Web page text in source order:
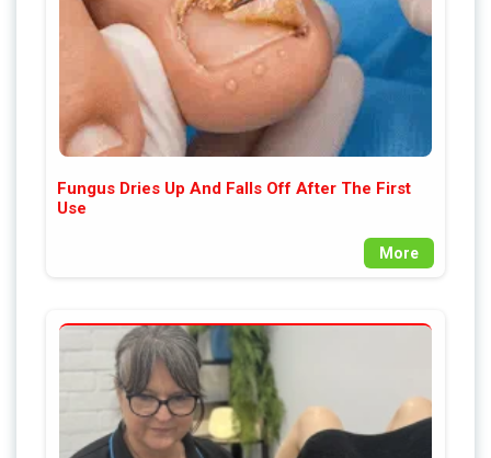
Fungus Dries Up And Falls Off After The First
Use
More